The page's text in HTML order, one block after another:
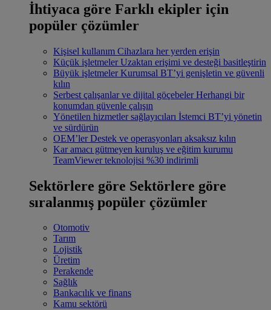
İhtiyaca göre Farklı ekipler için
popüler çözümler
Kişisel kullanım Cihazlara her yerden erişin
Küçük işletmeler Uzaktan erişimi ve desteği basitleştirin
Büyük işletmeler Kurumsal BT’yi genişletin ve güvenli
kılın
Serbest çalışanlar ve dijital göçebeler Herhangi bir
konumdan güvenle çalışın
Yönetilen hizmetler sağlayıcıları İstemci BT’yi yönetin
ve sürdürün
OEM’ler Destek ve operasyonları aksaksız kılın
Kar amacı gütmeyen kuruluş ve eğitim kurumu
TeamViewer teknolojisi %30 indirimli
Sektörlere göre Sektörlere göre
sıralanmış popüler çözümler
Otomotiv
Tarım
Lojistik
Üretim
Perakende
Sağlık
Bankacılık ve finans
Kamu sektörü